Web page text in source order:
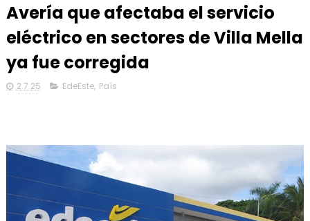
Avería que afectaba el servicio
eléctrico en sectores de Villa Mella
ya fue corregida
2.7.25 EdeEste, País